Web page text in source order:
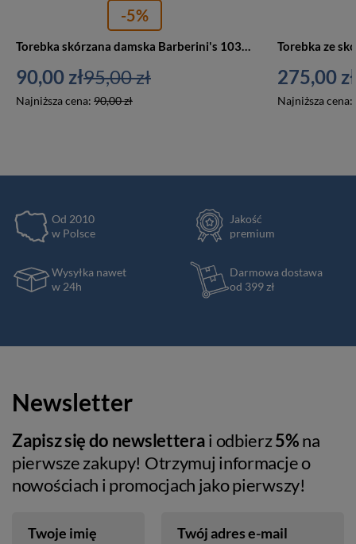
-5%
Torebka skórzana damska Barberini's 1030-32 listonoszka wizytowa mała biała
90,00 zł
Najniższa cena: 90,00 zł
95,00 zł 275,00 zł
Najniższa cena:
Od 2010
w Polsce
Jakość
premium
Wysyłka nawet
w 24h
Darmowa dostawa
od 399 zł
Newsletter
Zapisz się do newsletterai odbierz5%na
pierwsze zakupy! Otrzymuj informacje o
nowościach i promocjach jako pierwszy!
Twoje imię Twój adres e-mail